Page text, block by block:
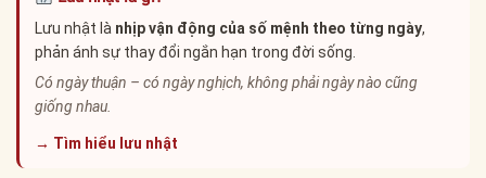
Lưu nhật là nhịp vận động của số mệnh theo từng ngày,
phản ánh sự thay đổi ngắn hạn trong đời sống.
Có ngày thuận – có ngày nghịch, không phải ngày nào cũng
giống nhau.
→ Tìm hiểu lưu nhật